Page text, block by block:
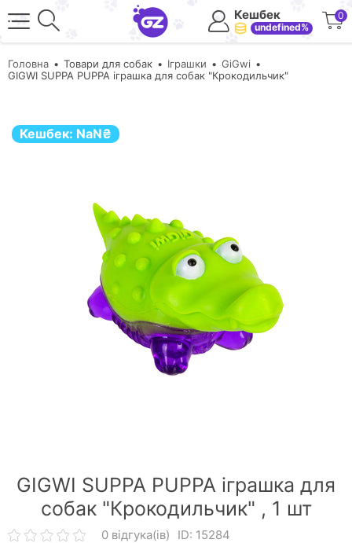
Кешбек
undefined%
0
Головна Товари для собак Іграшки
GiGwi
GIGWI SUPPA PUPPA іграшка для собак "Крокодильчик"
Кешбек: NaN₴
GIGWI SUPPA PUPPA іграшка для
собак "Крокодильчик" , 1 шт
0 відгука(ів) ID: 15284